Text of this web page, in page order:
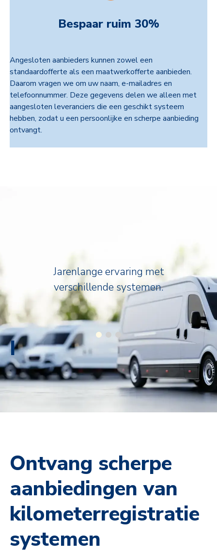
Bespaar ruim 30%
Angesloten aanbieders kunnen zowel een
standaardofferte als een maatwerkofferte aanbieden.
Daarom vragen we om uw naam, e-mailadres en
telefoonnummer. Deze gegevens delen we alleen met
aangesloten leveranciers die een geschikt systeem
hebben, zodat u een persoonlijke en scherpe aanbieding
ontvangt.
Jarenlange ervaring met
verschillende systemen.
I
Ontvang scherpe
aanbiedingen van
kilometerregistratie
systemen